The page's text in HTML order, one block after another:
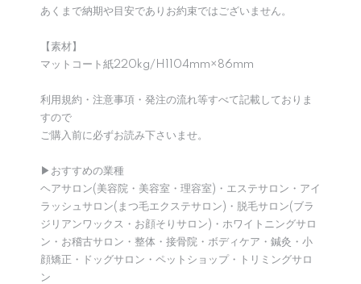
あくまで納期や目安でありお約束ではございません。
【素材】
マットコート紙220kg/H1104mm×86mm
利用規約・注意事項・発注の流れ等すべて記載しておりま
すので
ご購入前に必ずお読み下さいませ。
▶︎おすすめの業種
ヘアサロン(美容院・美容室・理容室)・エステサロン・アイ
ラッシュサロン(まつ毛エクステサロン)・脱毛サロン(ブラ
ジリアンワックス・お顔そりサロン)・ホワイトニングサロ
ン・お稽古サロン・整体・接骨院・ボディケア・鍼灸・小
顔矯正・ドッグサロン・ペットショップ・トリミングサロ
ン